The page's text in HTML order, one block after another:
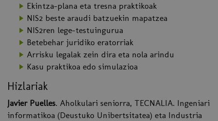
Ekintza-plana eta tresna praktikoak
NIS2 beste araudi batzuekin mapatzea
NIS2ren lege-testuingurua
Betebehar juridiko eratorriak
Arrisku legalak zein dira eta nola arindu
Kasu praktikoa edo simulazioa
Hizlariak
Javier Puelles. Aholkulari seniorra, TECNALIA. Ingeniari
informatikoa (Deustuko Unibertsitatea) eta Industria